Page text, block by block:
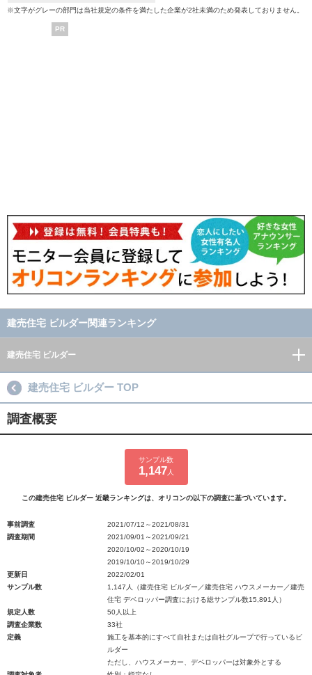
※文字がグレーの部門は当社規定の条件を満たした企業が2社未満のため発表しておりません。
PR
建売住宅 ビルダー関連ランキング
建売住宅 ビルダー
建売住宅 ビルダー TOP
調査概要
サンプル数
1,147 人
この建売住宅 ビルダー 近畿ランキングは、オリコンの以下の調査に基づいています。
事前調査
2021/07/12～2021/08/31
調査期間
2021/09/01～2021/09/21
2020/10/02～2020/10/19
2019/10/10～2019/10/29
更新日
2022/02/01
サンプル数
1,147人（建売住宅 ビルダー／建売住宅 ハウスメーカー／建売
住宅 デベロッパー調査における総サンプル数15,891人）
規定人数
50人以上
調査企業数
33社
定義
施工を基本的にすべて自社または自社グループで行っているビ
ルダー
ただし、ハウスメーカー、デベロッパーは対象外とする